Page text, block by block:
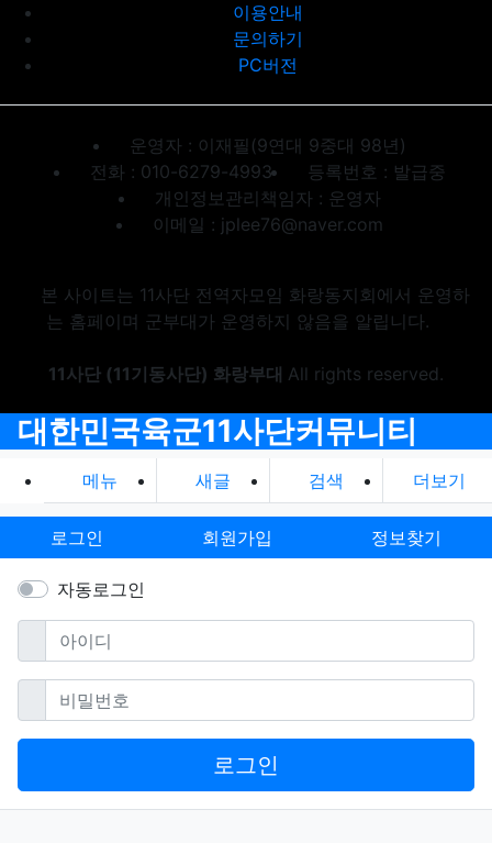
이용안내
문의하기
PC버전
운영자 : 이재필(9연대 9중대 98년)
전화 : 010-6279-4993
등록번호 : 발급중
개인정보관리책임자 : 운영자
이메일 : jplee76@naver.com
본 사이트는 11사단 전역자모임 화랑동지회에서 운영하
는 홈페이며 군부대가 운영하지 않음을 알립니다.
11사단 (11기동사단) 화랑부대 All rights reserved.
대한민국육군11사단커뮤니티
메뉴 새글 검색 더보기
로그인 회원가입 정보찾기
자동로그인
아이디필수
비밀번호필수
로그인